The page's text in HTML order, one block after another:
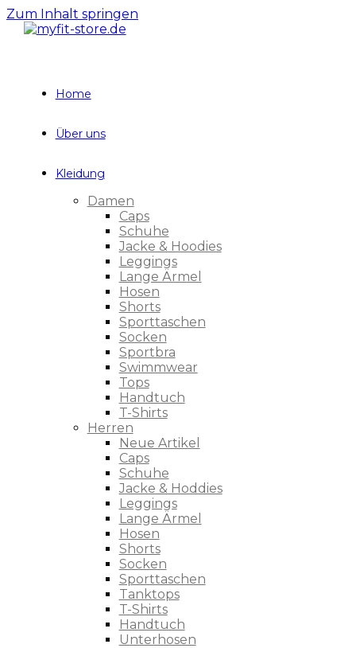
Zum Inhalt springen
Home
Über uns
Kleidung
Damen
Caps
Schuhe
Jacke & Hoodies
Leggings
Lange Ärmel
Hosen
Shorts
Sporttaschen
Socken
Sportbra
Swimmwear
Tops
Handtuch
T-Shirts
Herren
Neue Artikel
Caps
Schuhe
Jacke & Hoddies
Leggings
Lange Ärmel
Hosen
Shorts
Socken
Sporttaschen
Tanktops
T-Shirts
Handtuch
Unterhosen